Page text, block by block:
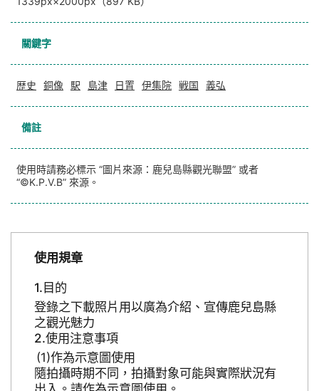
關鍵字
歴史 銅像 駅 島津 日置 伊集院 戦国 義弘
備註
使用時請務必標示 “圖片來源：鹿兒島縣觀光聯盟” 或者
“©K.P.V.B” 來源。
使用規章
目的
登錄之下載照片用以廣為介紹、宣傳鹿兒島縣
之觀光魅力
使用注意事項
作為示意圖使用
隨拍攝時期不同，拍攝對象可能與實際狀況有